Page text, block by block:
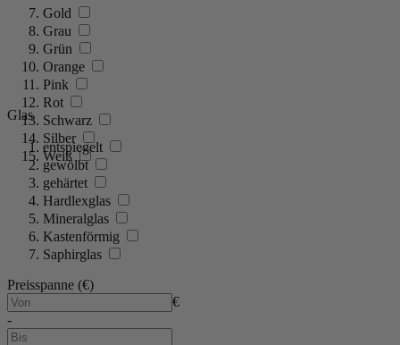
Gold
Grau
Grün
Orange
Pink
Rot
Schwarz
Silber
Weiß
Glas
entspiegelt
gewölbt
gehärtet
Hardlexglas
Mineralglas
Kastenförmig
Saphirglas
Preisspanne (€)
€
-